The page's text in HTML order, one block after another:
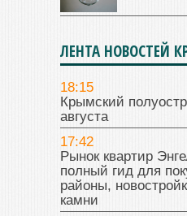
ЛЕНТА НОВОСТЕЙ
18:15
Крымский
августа
17:42
Рынок квартир
полный гид для
районы,
камни